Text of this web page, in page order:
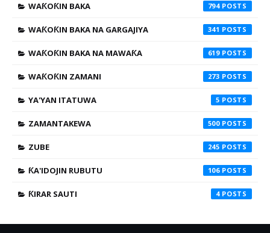
WAƘOƘIN BAKA 794
WAƘOƘIN BAKA NA GARGAJIYA 341
WAƘOƘIN BAKA NA MAWAƘA 619
WAƘOƘIN ZAMANI 273
YA'YAN ITATUWA 5
ZAMANTAKEWA 500
ZUBE 245
ƘA'IDOJIN RUBUTU 106
ƘIRAR SAUTI 4